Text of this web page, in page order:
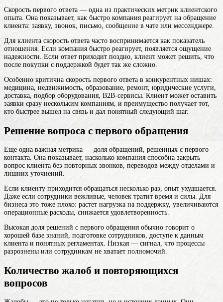
Скорость первого ответа — одна из практических метрик клиентского
опыта. Она показывает, как быстро компания реагирует на обращение
клиента: заявку, звонок, письмо, сообщение в чате или мессенджере.
Для клиента скорость ответа часто воспринимается как показатель
отношения. Если компания быстро реагирует, появляется ощущение
надежности. Если ответ приходит поздно, клиент может решить, что
после покупки с поддержкой будет так же сложно.
Особенно критична скорость первого ответа в конкурентных нишах:
медицина, недвижимость, образование, ремонт, юридические услуги,
доставка, подбор оборудования, B2B-сервисы. Клиент может оставить
заявки сразу нескольким компаниям, и преимущество получает тот,
кто быстрее вышел на связь и дал понятный следующий шаг.
Решение вопроса с первого обращения
Еще одна важная метрика — доля обращений, решенных с первого
контакта. Она показывает, насколько компания способна закрыть
вопрос клиента без повторных звонков, переводов между отделами и
лишних уточнений.
Если клиенту приходится обращаться несколько раз, опыт ухудшается.
Даже если сотрудники вежливые, человек тратит время и силы. Для
бизнеса это тоже плохо: растет нагрузка на поддержку, увеличиваются
операционные расходы, снижается удовлетворенность.
Высокая доля решений с первого обращения обычно говорит о
хорошей базе знаний, подготовке сотрудников, доступе к данным
клиента и понятных регламентах. Низкая — сигнал, что процессы
разрознены или сотрудникам не хватает полномочий.
Количество жалоб и повторяющихся
вопросов